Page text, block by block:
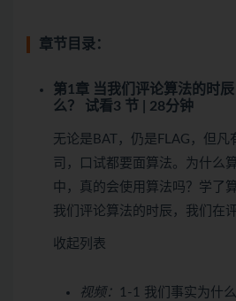
章节目录：
第1章 当我们评论算法的时
么？ 试看3 节 | 28分钟
无论是BAT，仍是FLAG，但凡
司，口试都要面算法。为什么
中，真的会使用算法吗？学了
我们评论算法的时辰，我们在
收起列表
视频： 1-1 我们事实为什